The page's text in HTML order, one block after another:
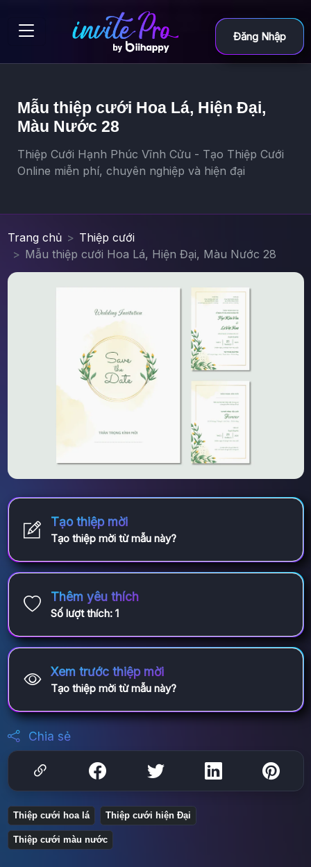
Đăng Nhập
Mẫu thiệp cưới Hoa Lá, Hiện Đại,
Màu Nước 28
Thiệp Cưới Hạnh Phúc Vĩnh Cửu - Tạo Thiệp Cưới
Online miễn phí, chuyên nghiệp và hiện đại
Trang chủ
Thiệp cưới
Mẫu thiệp cưới Hoa Lá, Hiện Đại, Màu Nước 28
Tạo thiệp mời
Tạo thiệp mời từ mẫu này?
Thêm yêu thích
Số lượt thích: 1
Xem trước thiệp mời
Tạo thiệp mời từ mẫu này?
Chia sẻ
Thiệp cưới hoa lá Thiệp cưới hiện Đại
Thiệp cưới màu nước